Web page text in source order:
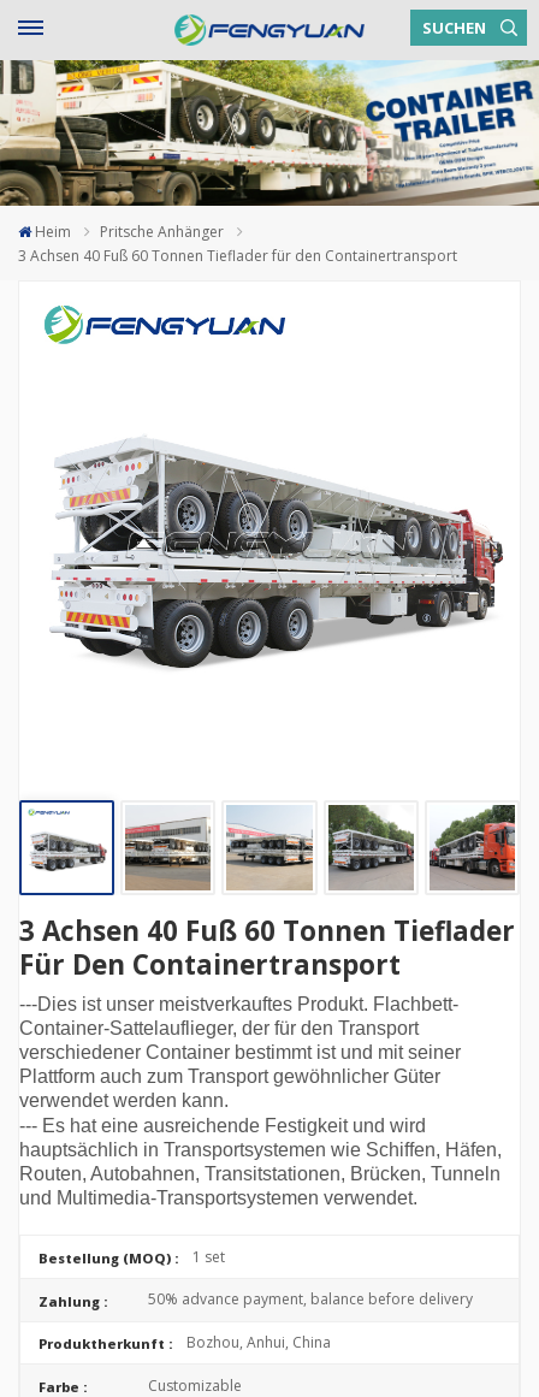
SUCHEN
Heim
Pritsche Anhänger
3 Achsen 40 Fuß 60 Tonnen Tieflader für den Containertransport
3 Achsen 40 Fuß 60 Tonnen Tieflader
Für Den Containertransport
---Dies ist unser meistverkauftes Produkt. Flachbett-
Container-Sattelauflieger, der für den Transport
verschiedener Container bestimmt ist und mit seiner
Plattform auch zum Transport gewöhnlicher Güter
verwendet werden kann.
--- Es hat eine ausreichende Festigkeit und wird
hauptsächlich in Transportsystemen wie Schiffen, Häfen,
Routen, Autobahnen, Transitstationen, Brücken, Tunneln
und Multimedia-Transportsystemen verwendet.
Bestellung (MOQ) : 1 set
Zahlung : 50% advance payment, balance before delivery
Produktherkunft : Bozhou, Anhui, China
Farbe : Customizable